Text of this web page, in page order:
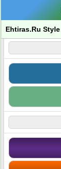
Ehtiras.Ru Style